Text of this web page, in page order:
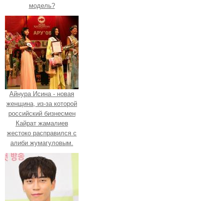
модель?
Айнура Исина - новая
женщина, из-за которой
российский бизнесмен
Кайрат жамалиев
жестоко расправился с
алиби жумагуловым.